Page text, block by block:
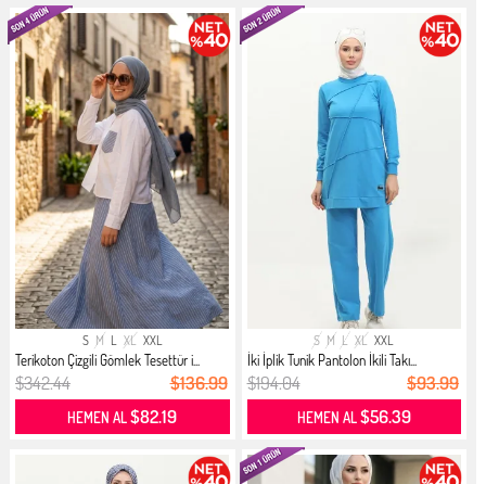
S M L XL XXL
Terikoton Çizgili Gömlek Tesettür i...
$342.44 $136.99
HEMEN AL$82.19
S M L XL XXL
İki İplik Tunik Pantolon İkili Takı...
$194.04 $93.99
HEMEN AL$56.39